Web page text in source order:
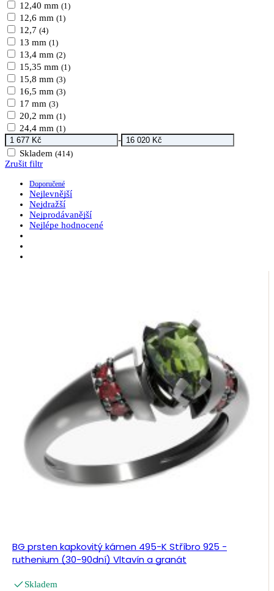
12,40 mm (1)
12,6 mm (1)
12,7 (4)
13 mm (1)
13,4 mm (2)
15,35 mm (1)
15,8 mm (3)
16,5 mm (3)
17 mm (3)
20,2 mm (1)
24,4 mm (1)
-
Skladem (414)
Zrušit filtr
Doporučené
Nejlevnější
Nejdražší
Nejprodávanější
Nejlépe hodnocené
BG prsten kapkovitý kámen 495-K Stříbro 925 -
ruthenium (30-90dní) Vltavín a granát
Skladem